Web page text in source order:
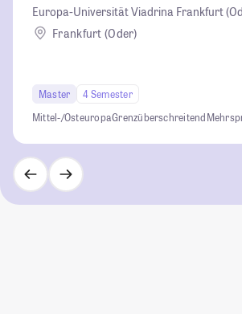
Europa-Universität Viadrina Frankfurt
Frankfurt (Oder)
Master
4 Semester
Mittel-/OsteuropaGrenzüberschreitend